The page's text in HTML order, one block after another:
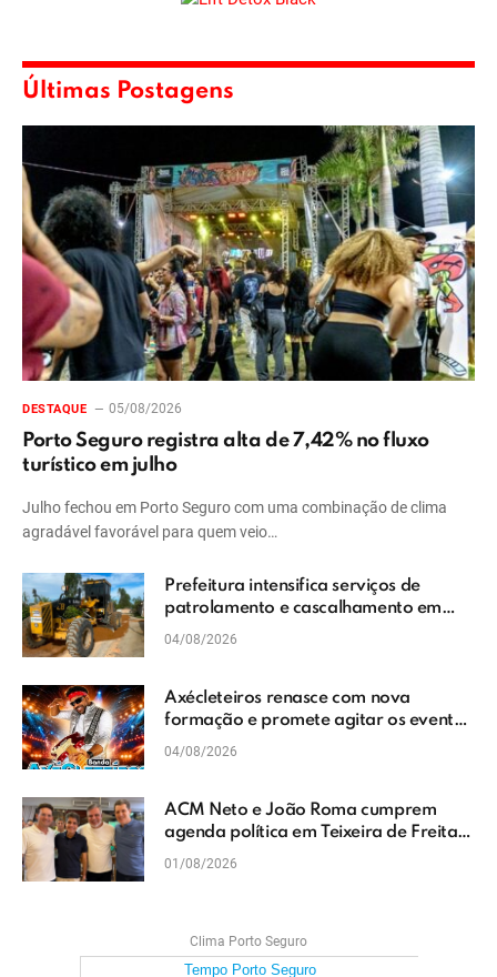
Últimas Postagens
DESTAQUE 05/08/2026
Porto Seguro registra alta de 7,42% no fluxo
turístico em julho
Julho fechou em Porto Seguro com uma combinação de clima
agradável favorável para quem veio…
Prefeitura intensifica serviços de
patrolamento e cascalhamento em
Vera Cruz
04/08/2026
Axécleteiros renasce com nova
formação e promete agitar os eventos
do Extremo Sul da Bahia
04/08/2026
ACM Neto e João Roma cumprem
agenda política em Teixeira de Freitas
e reforçam projeto para o Extremo Sul
01/08/2026
Clima Porto Seguro